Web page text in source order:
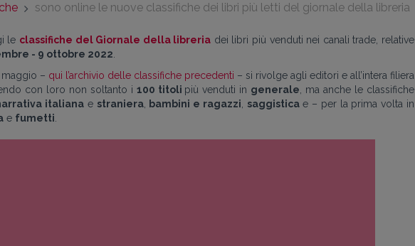
sono online le nuove classifiche dei libri più letti del giornale della libreria
le classifiche del Giornale della libreria dei libri più venduti nei canali trade, relative
- 9 ottobre 2022
maggio – qui l’archivio delle classifiche precedenti – si rivolge agli editori e all’intera filiera
con loro non soltanto i 100 titoli più venduti in generale , ma anche le classifiche
italiana e straniera, bambini e ragazzi saggisticae – per la prima volta in
e fumetti